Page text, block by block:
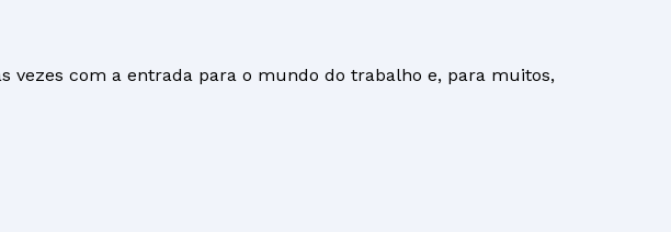
vezes com a entrada para o mundo do trabalho e, para muitos,